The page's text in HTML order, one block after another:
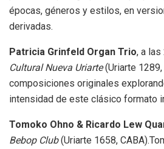
épocas, géneros y estilos, en
derivadas.
Patricia Grinfeld Organ Trio, a las
Cultural Nueva Uriarte(Uriarte 1289,
composiciones originales
intensidad de este clásico formato
Tomoko Ohno & Ricardo Lew
Bebop Club(Uriarte 1658,